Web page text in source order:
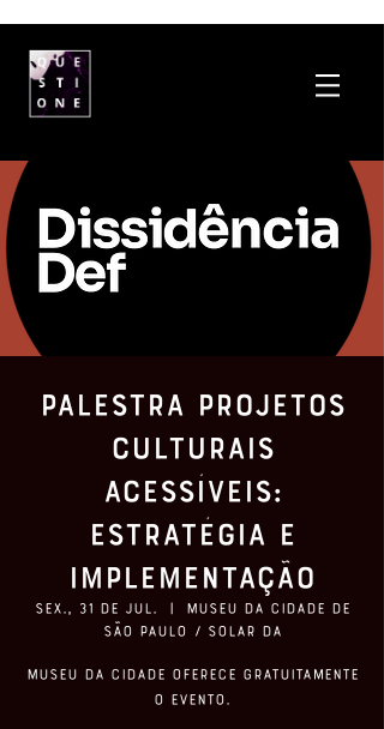
Palestra Projetos
Culturais
Acessíveis:
Estratégia e
Implementação
sex., 31 de jul.
  |
Museu da Cidade de
São Paulo / Solar da
Museu da Cidade oferece gratuitamente
o evento.